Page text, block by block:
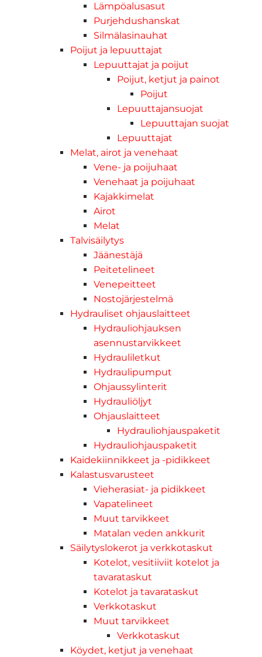
Lämpöalusasut
Purjehdushanskat
Silmälasinauhat
Poijut ja lepuuttajat
Lepuuttajat ja poijut
Poijut, ketjut ja painot
Poijut
Lepuuttajansuojat
Lepuuttajan suojat
Lepuuttajat
Melat, airot ja venehaat
Vene- ja poijuhaat
Venehaat ja poijuhaat
Kajakkimelat
Airot
Melat
Talvisäilytys
Jäänestäjä
Peitetelineet
Venepeitteet
Nostojärjestelmä
Hydrauliset ohjauslaitteet
Hydrauliohjauksen
asennustarvikkeet
Hydrauliletkut
Hydraulipumput
Ohjaussylinterit
Hydrauliöljyt
Ohjauslaitteet
Hydrauliohjauspaketit
Hydrauliohjauspaketit
Kaidekiinnikkeet ja -pidikkeet
Kalastusvarusteet
Vieherasiat- ja pidikkeet
Vapatelineet
Muut tarvikkeet
Matalan veden ankkurit
Säilytyslokerot ja verkkotaskut
Kotelot, vesitiiviit kotelot ja
tavarataskut
Kotelot ja tavarataskut
Verkkotaskut
Muut tarvikkeet
Verkkotaskut
Köydet, ketjut ja venehaat